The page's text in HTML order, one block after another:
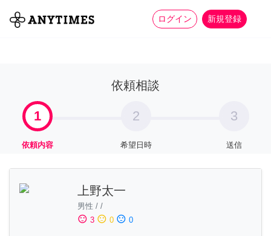
ログイン 新規登録
全て 家事 more_horiz
依頼相談
1
依頼内容
2
希望日時
3
送信
上野太一
男性 / /
sentiment_satisfied 3 sentiment_neutral 0 sentiment_dissatisfied 0